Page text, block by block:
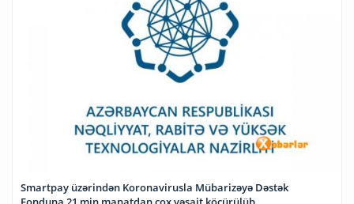
Smartpay üzərindən Koronavirusla Mübarizəyə Dəstək